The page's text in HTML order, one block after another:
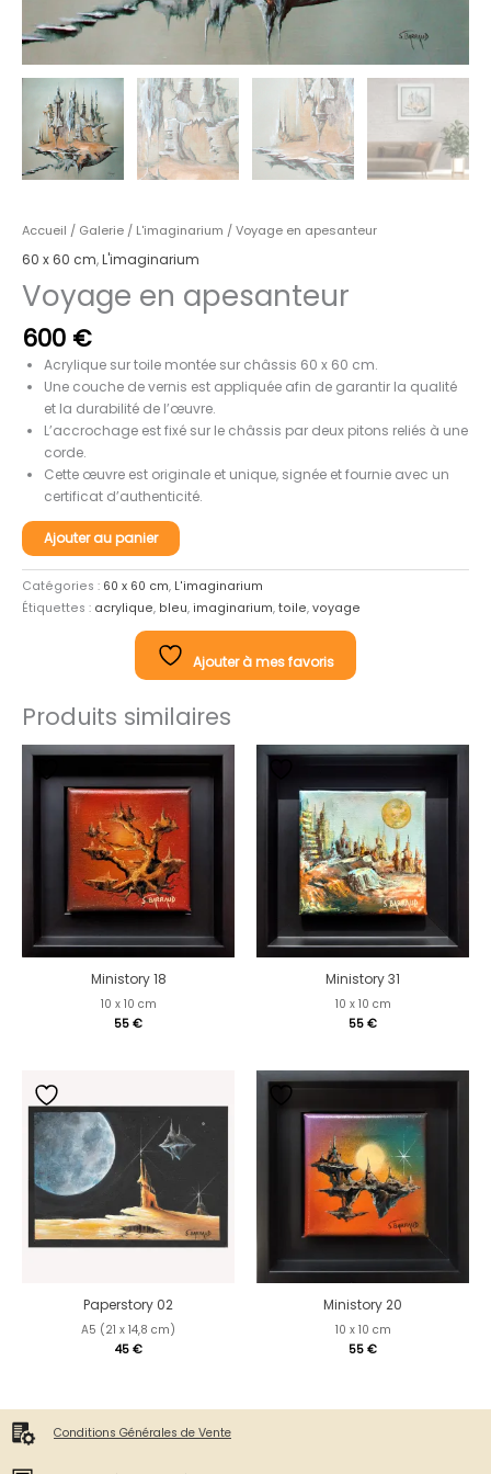
Accueil / Galerie / L'imaginarium / Voyage en apesanteur
60 x 60 cm,L'imaginarium
Voyage en apesanteur
600 €
Acrylique sur toile montée sur châssis 60 x 60 cm.
Une couche de vernis est appliquée afin de garantir la qualité
et la durabilité de l’œuvre.
L’accrochage est fixé sur le châssis par deux pitons reliés à une
corde.
Cette œuvre est originale et unique, signée et fournie avec un
certificat d’authenticité.
quantité
de
Voyage
en
apesanteur
Ajouter au panier
Catégories : 60 x 60 cm, L'imaginarium
Étiquettes : acrylique, bleu, imaginarium, toile, voyage
Ajouter à mes favoris
Produits similaires
Ministory 18
10 x 10 cm
55 €
Ministory 31
10 x 10 cm
55 €
Paperstory 02
A5 (21 x 14,8 cm)
45 €
Ministory 20
10 x 10 cm
55 €
Conditions Générales de Vente